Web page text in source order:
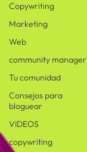
Copywriting
Marketing
Web
community manager
Tu comunidad
Consejos para
bloguear
VIDEOS
copywriting